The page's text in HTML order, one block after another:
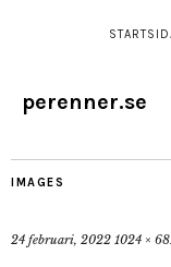
perenner.se
IMAGES
24 februari, 2022 1024 ×